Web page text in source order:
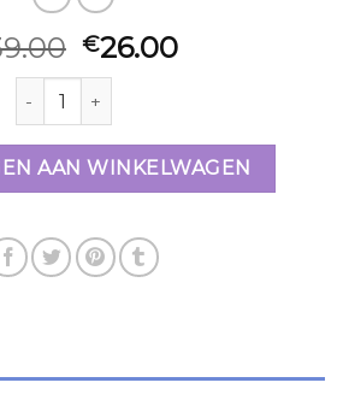
€26.00
david jones handtas aantal
AAN WINKELWAGEN